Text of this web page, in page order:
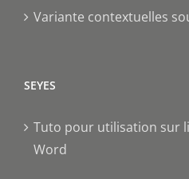
Variante contextuelles
SEYES
Tuto pour utilisation sur
Word